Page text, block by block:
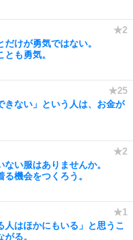
けが勇気ではない。
も勇気。
きない」という人は、お金が
い服はありませんか。
機会をつくろう。
人はほかにもいる」と思うこ
る。